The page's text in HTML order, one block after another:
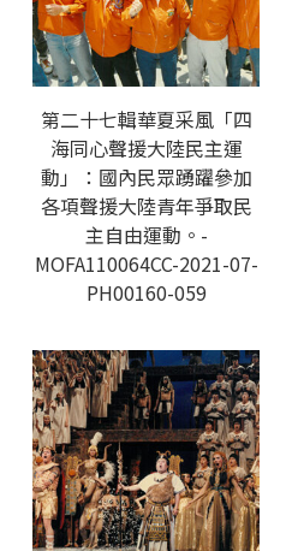
第二十七輯華夏采風「四
海同心聲援大陸民主運
動」：國內民眾踴躍參加
各項聲援大陸青年爭取民
主自由運動。-
MOFA110064CC-2021-07-
PH00160-059